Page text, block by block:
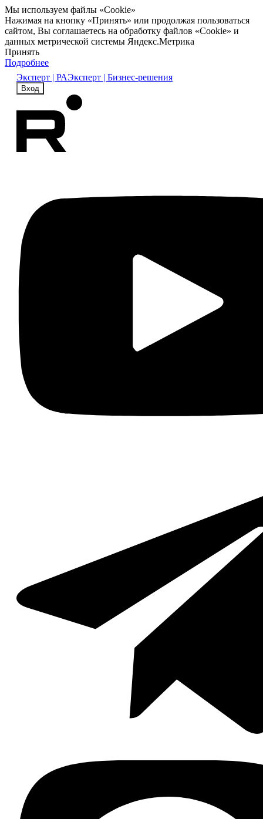
Мы используем файлы «Cookie»
Нажимая на кнопку «Принять» или продолжая пользоваться
сайтом, Вы соглашаетесь на обработку файлов «Cookie» и
данных метрической системы Яндекс.Метрика
Принять
Подробнее
Эксперт | РАЭксперт | Бизнес-решения
Вход